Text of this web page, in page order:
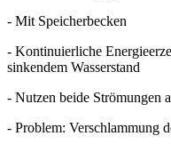
- Mit Speicherbecken
- Kontinuierliche
sinkendem Wasserstand
- Nutzen beide Strömungen
- Problem: Verschlammung